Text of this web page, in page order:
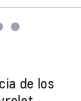
de los